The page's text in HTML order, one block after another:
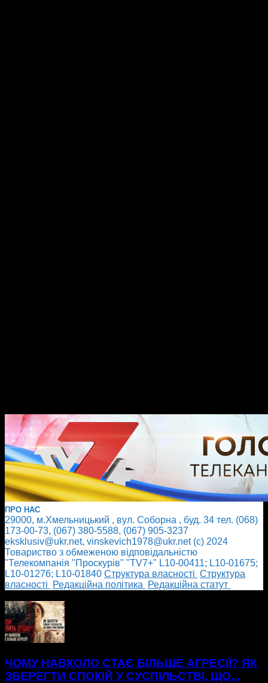
ПРО НАС
29000, м.Хмельницький , вул. Соборна , буд. 34 тел. (068)
173-00-73, (067) 380-5588, (067) 905-3237
eksklusiv@ukr.net, vinskevich1978@ukr.net (с) 2024
Товариство з обмеженою відповідальністю
"Телекомпанія "Проскурів" "TV7+" L10-00411; L10-01675;
L10-01276; L10-01840 Cтруктура власності Cтруктура
власності
Редакційна політика
Редакційна статут
ЧОМУ НАВКОЛО СТАЄ БІЛЬШЕ АГРЕСІЇ? ЯК
ЗБЕРЕГТИ СПОКІЙ У СУСПІЛЬСТВІ, ЩО...